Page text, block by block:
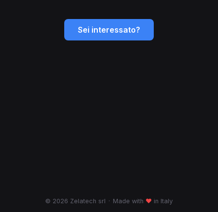
Sei interessato?
© 2026 Zelatech srl · Made with ♥ in Italy